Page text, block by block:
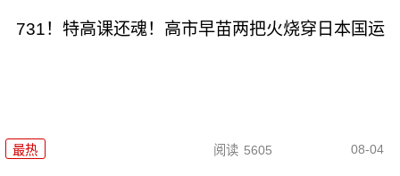
731！特高课还魂！高市早苗两把火烧穿日本国运
最热 阅读 5605 08-04